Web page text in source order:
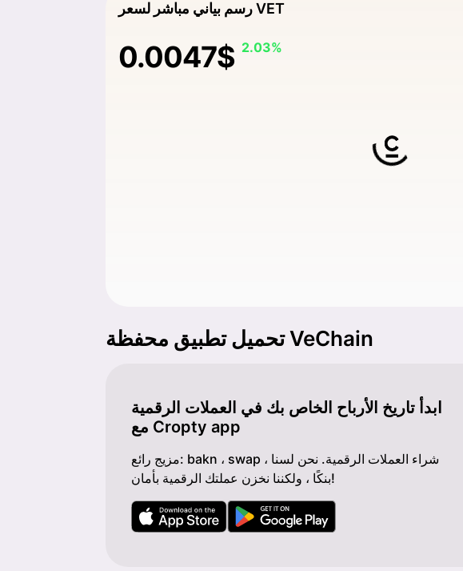
رسم بياني مباشر لسعر VET
0.0047$ 2.03%
تحميل تطبيق محفظة VeChain
ابدأ تاريخ الأرباح الخاص بك في العملات الرقمية
مع Cropty app
مزيج رائع: bakn ، swap ، شراء العملات الرقمية. نحن لسنا
بنكًا ، ولكننا نخزن عملتك الرقمية بأمان!